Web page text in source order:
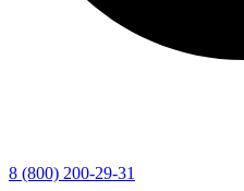
8 (800) 200-29-31